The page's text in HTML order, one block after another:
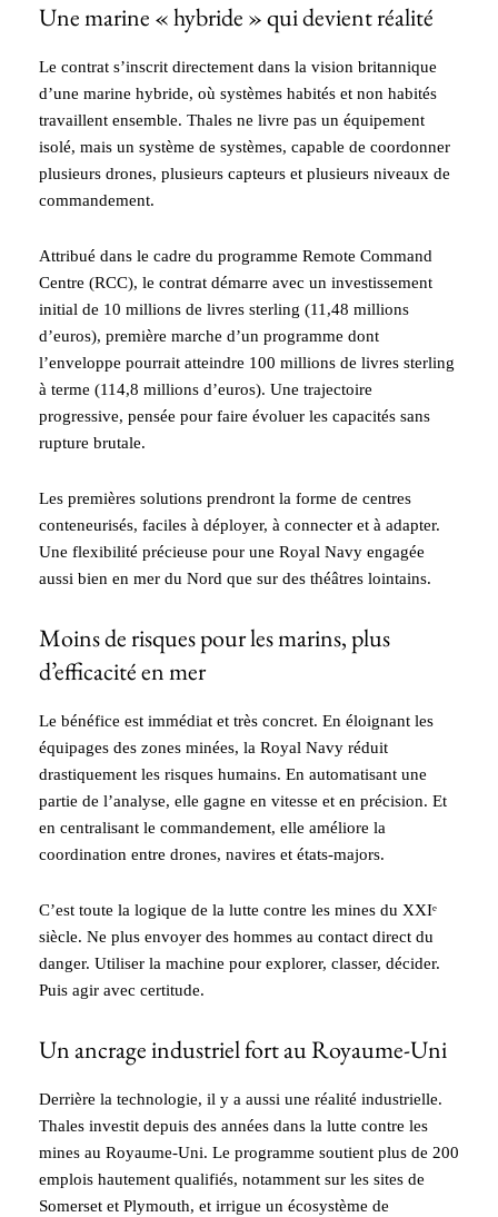
Une marine « hybride » qui devient réalité
Le contrat s’inscrit directement dans la vision britannique
d’une marine hybride, où systèmes habités et non habités
travaillent ensemble. Thales ne livre pas un équipement
isolé, mais un système de systèmes, capable de coordonner
plusieurs drones, plusieurs capteurs et plusieurs niveaux de
commandement.
Attribué dans le cadre du programme Remote Command
Centre (RCC), le contrat démarre avec un investissement
initial de 10 millions de livres sterling (11,48 millions
d’euros), première marche d’un programme dont
l’enveloppe pourrait atteindre 100 millions de livres sterling
à terme (114,8 millions d’euros). Une trajectoire
progressive, pensée pour faire évoluer les capacités sans
rupture brutale.
Les premières solutions prendront la forme de centres
conteneurisés, faciles à déployer, à connecter et à adapter.
Une flexibilité précieuse pour une Royal Navy engagée
aussi bien en mer du Nord que sur des théâtres lointains.
Moins de risques pour les marins, plus
d’efficacité en mer
Le bénéfice est immédiat et très concret. En éloignant les
équipages des zones minées, la Royal Navy réduit
drastiquement les risques humains. En automatisant une
partie de l’analyse, elle gagne en vitesse et en précision. Et
en centralisant le commandement, elle améliore la
coordination entre drones, navires et états-majors.
C’est toute la logique de la lutte contre les mines du XXIᵉ
siècle. Ne plus envoyer des hommes au contact direct du
danger. Utiliser la machine pour explorer, classer, décider.
Puis agir avec certitude.
Un ancrage industriel fort au Royaume-Uni
Derrière la technologie, il y a aussi une réalité industrielle.
Thales investit depuis des années dans la lutte contre les
mines au Royaume-Uni. Le programme soutient plus de 200
emplois hautement qualifiés, notamment sur les sites de
Somerset et Plymouth, et irrigue un écosystème de